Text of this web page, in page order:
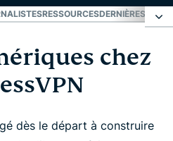
RESSOURCESDERNIÈRES
ExpressVPN
initiatives en matière de
chez
dès le départ à construire